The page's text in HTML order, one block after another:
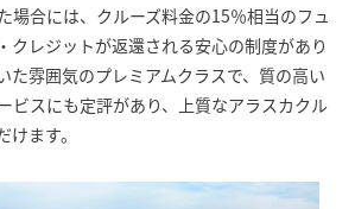
場合には、クルーズ料金の15％相当のフュ
クレジットが返還される安心の制度があり
た雰囲気のプレミアムクラスで、質の高い
ビスにも定評があり、上質なアラスカクル
ます。